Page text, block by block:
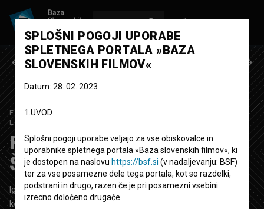
Prejšnja epizoda
FUDO I SANELA PA MIHA IN ŠPELA
EPIZODA
Fudo i Sanela pa Miha in
Špela: Tri žene
Igrana serija 18' 24''
komedija, spletna serija
SPLOŠNI POGOJI UPORABE
SPLETNEGA PORTALA »BAZA
SLOVENSKIH FILMOV«
Datum: 28. 02. 2023
1.UVOD
Splošni pogoji uporabe veljajo za vse obiskovalce in
uporabnike spletnega portala »Baza slovenskih filmov«, ki
je dostopen na naslovu https://bsf.si (v nadaljevanju: BSF)
ter za vse posamezne dele tega portala, kot so razdelki,
podstrani in drugo, razen če je pri posamezni vsebini
izrecno določeno drugače.